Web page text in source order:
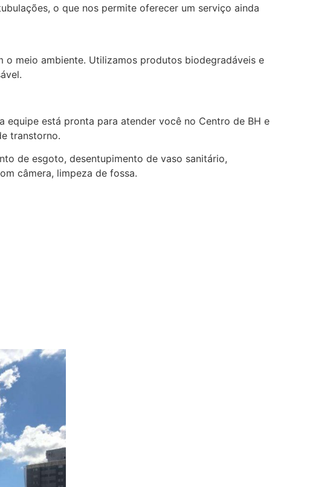
o que nos permite oferecer um serviço ainda
o meio ambiente. Utilizamos produtos biodegradáveis e
está pronta para atender você no Centro de BH e
transtorno.
de esgoto, desentupimento de vaso sanitário,
câmera, limpeza de fossa.